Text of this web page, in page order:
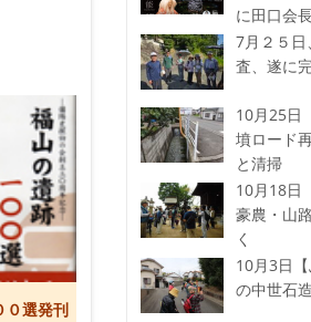
０選発刊
に田口会
7月２５日
査、遂に
10月25日
墳ロード
と清掃
10月18日
豪農・山
く
10月3日
の中世石